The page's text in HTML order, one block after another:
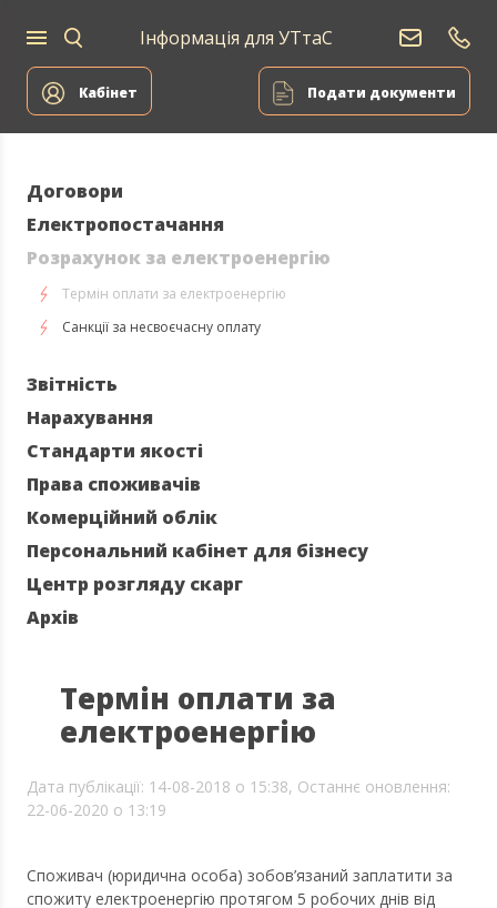
Кабінет Подати документи
Інформація для УТтаС
Для
дому
Для
ВДЕ
Сервіс
Договори
Електропостачання
Розрахунок за електроенергію
Термін оплати за електроенергію
Санкції за несвоєчасну оплату
Звітність
Нарахування
Стандарти якості
Права споживачів
Комерційний облік
Персональний кабінет для бізнесу
Центр розгляду скарг
Архів
Термін оплати за
електроенергію
Дата публікації: 14-08-2018 о 15:38, Останнє оновлення:
22-06-2020 о 13:19
Споживач (юридична особа) зобов’язаний заплатити за
спожиту електроенергію протягом 5 робочих днів від